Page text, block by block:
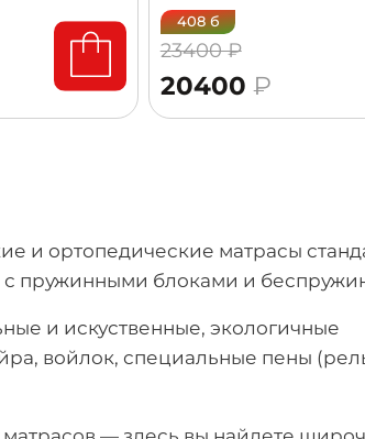
408 б
23400 ₽
20400 ₽
и ортопедические матрасы
с пружинными блоками и
и искуственные, экологичные
войлок, специальные пены